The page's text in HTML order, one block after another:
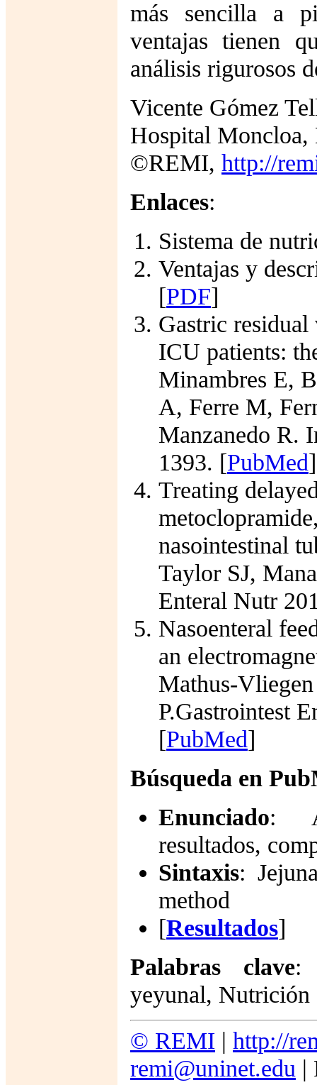
más sencilla a
ventajas tienen
análisis rigurosos
Vicente Gómez
Hospital Moncloa,
©REMI, http://
Enlaces:
Sistema de
Ventajas y
[PDF]
Gastric
ICU patients:
Minambres E,
A, Ferre M,
Manzanedo R.
1393. [PubMed]
Treating
nasointestinal
Taylor SJ,
Enteral Nutr
Nasoenteral
an
Mathus-
P.Gastrointest
[PubMed]
Búsqueda en
Enunciado:
resultados,
Sintaxis:
method
[Resultados]
Palabras clave:
yeyunal, Nutrición
© REMI | http://
remi@uninet.edu |